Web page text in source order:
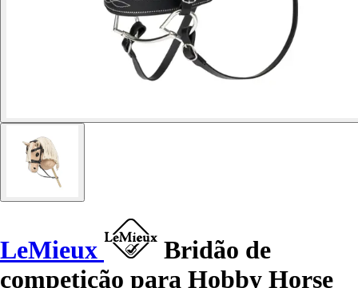
LeMieux
Bridão de
competição para Hobby Horse